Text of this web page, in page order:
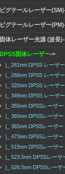
ピグテールレーザー
ピグテールレーザー
固体レーザー光源 (波長
DPSS固体レーザー->
|_ 261nm DPSS レーザー
|_ 266nm DPSS レーザー
|_ 320nm DPSS レーザー
|_ 349nm DPSS レーザー
|_ 355nm DPSSレーザー
|_ 360nm DPSSレーザー
|_ 365nm DPSSレーザー
|_ 473nm DPSSレーザー
|_ 515nm DPSSレーザー
|_ 523.5nm DPSSレーザ
|_ 526.5nm DPSSレーザ